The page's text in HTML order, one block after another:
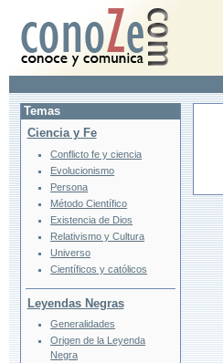
Temas
Ciencia y Fe
Conflicto fe y ciencia
Evolucionismo
Persona
Método Científico
Existencia de Dios
Relativismo y Cultura
Universo
Científicos y católicos
Leyendas Negras
Generalidades
Origen de la Leyenda
Negra